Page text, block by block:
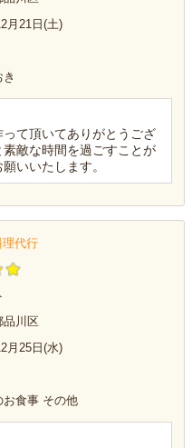
月21日(土)
て頂いてありがとうござ
敵な時間を過ごすことが
いいたします。
理代行
品川区
月25日(水)
お食事 その他